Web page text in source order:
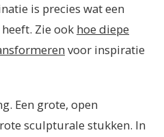
is precies wat een
Zie ook hoe diepe
voor inspiratie
Een grote, open
sculpturale stukken. In